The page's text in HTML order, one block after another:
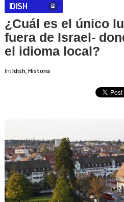
IDISH
¿Cuál es el único
fuera de Israel-
el idioma local?
In: Idish, Historia